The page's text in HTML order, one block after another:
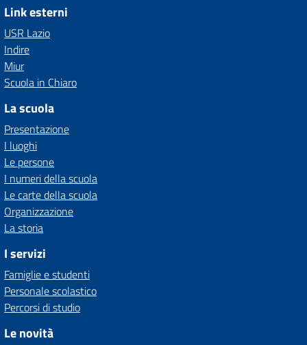
Link esterni
USR Lazio
Indire
Miur
Scuola in Chiaro
La scuola
Presentazione
I luoghi
Le persone
I numeri della scuola
Le carte della scuola
Organizzazione
La storia
I servizi
Famiglie e studenti
Personale scolastico
Percorsi di studio
Le novità